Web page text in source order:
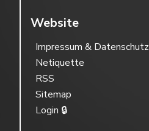
Website
Impressum & Datenschutz
Netiquette
RSS
Sitemap
Login 🔒